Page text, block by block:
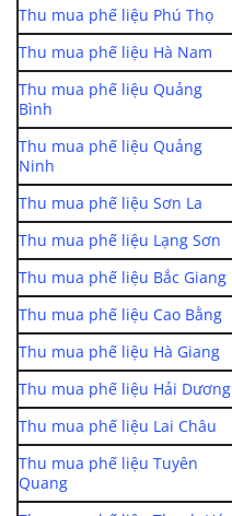
Thu mua phế liệu Phú Thọ
Thu mua phế liệu Hà Nam
Thu mua phế liệu Quảng
Bình
Thu mua phế liệu Quảng
Ninh
Thu mua phế liệu Sơn La
Thu mua phế liệu Lạng Sơn
Thu mua phế liệu Bắc Giang
Thu mua phế liệu Cao Bằng
Thu mua phế liệu Hà Giang
Thu mua phế liệu Hải Dương
Thu mua phế liệu Lai Châu
Thu mua phế liệu Tuyên
Quang